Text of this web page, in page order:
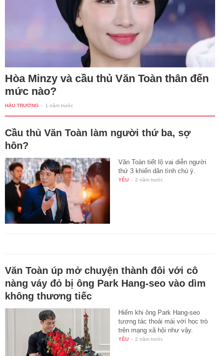
Hòa Minzy và cầu thủ Văn Toàn thân đến
mức nào?
HẬU TRƯỜNG - 1 năm trước
Cầu thủ Văn Toàn làm người thứ ba, sợ
hôn?
Văn Toàn tiết lộ vai diễn người
thứ 3 khiến dân tình chú ý.
YÊU - 2 năm trước
Văn Toàn úp mở chuyện thành đôi với cô
nàng váy đỏ bị ông Park Hang-seo vào dìm
không thương tiếc
Hiếm khi ông Park Hang-seo
tương tác thoải mái với học trò
trên mạng xã hội như vậy.
YÊU - 2 năm trước